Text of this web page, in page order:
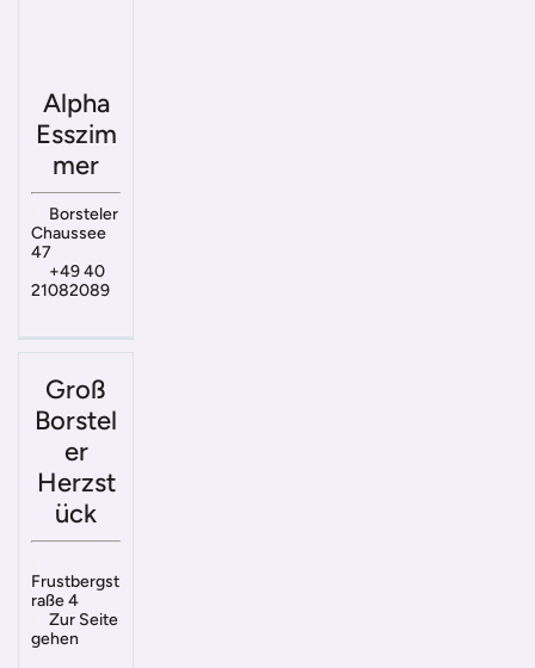
Alpha
Esszim
mer
Borsteler
Chaussee
47
+49 40
21082089
Groß
Borstel
er
Herzst
ück
Frustbergst
raße 4
Zur Seite
gehen